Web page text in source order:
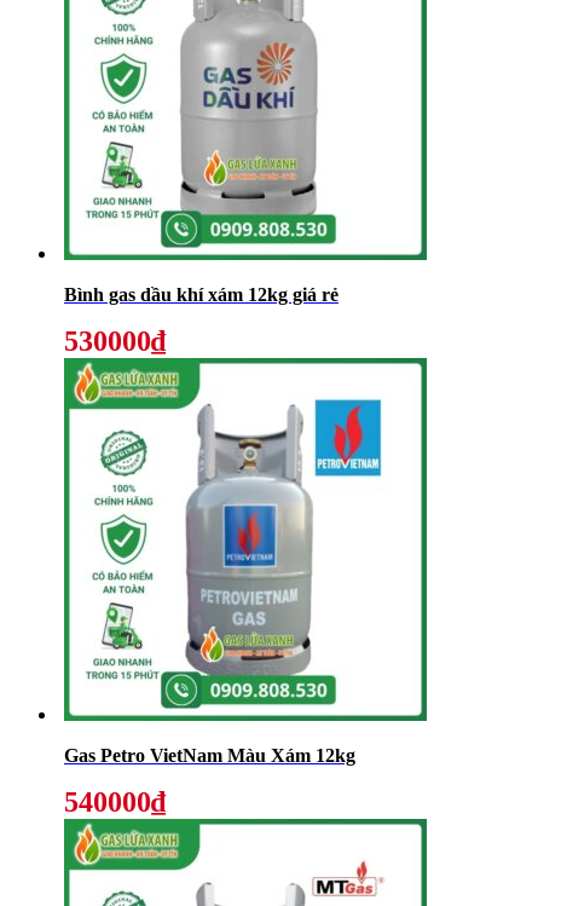
Bình gas dầu khí xám 12kg giá rẻ
530000₫
Gas Petro VietNam Màu Xám 12kg
540000₫